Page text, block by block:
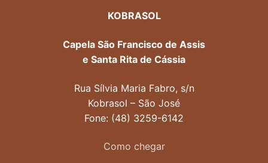
KOBRASOL
Capela São Francisco de Assis
e Santa Rita de Cássia
Rua Sílvia Maria Fabro, s/n
Kobrasol – São José
Fone: (48) 3259-6142
Como chegar